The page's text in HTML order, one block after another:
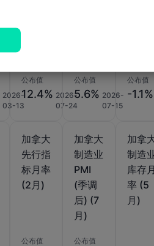
2026-
03-13
公布值
12.4% 2026-
07-24
公布值
5.6% 2026-
07-15
公布值
-1.1%
加拿大
先行指
标月率
(2月)
公布值
加拿大
制造业
PMI
(季调
后) (7
月)
公布值
加拿
制造
库存月
率 (5
月)